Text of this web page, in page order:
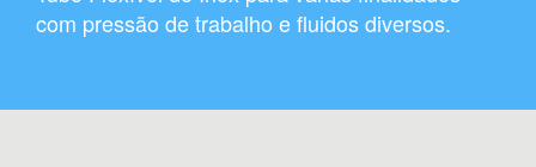
com pressão de trabalho e fluidos diversos.